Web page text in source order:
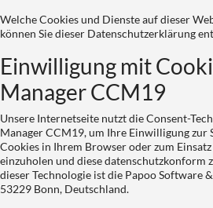
Welche Cookies und Dienste auf dieser
können Sie dieser Datenschutzerklärung
Einwilligung mit
Manager CCM19
Unsere Internetseite nutzt die Consent-
Manager CCM19, um Ihre Einwilligung zur
Cookies in Ihrem Browser oder zum
einzuholen und diese datenschutzkonform
dieser Technologie ist die Papoo Software
53229 Bonn, Deutschland.